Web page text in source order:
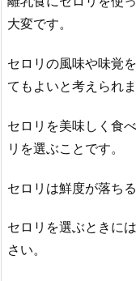
大変です。
セロリの風味や味覚
てもよいと考えられま
セロリを美味しく食
リを選ぶことです。
セロリは鮮度が落ち
セロリを選ぶときに
さい。